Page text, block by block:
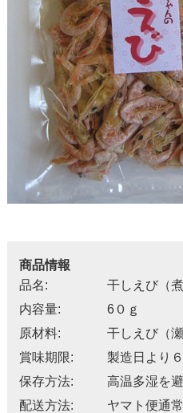
商品情報
品名:
干しえび（
内容量:
6０ｇ
原材料:
干しえび（
賞味期限:
製造日より
保存方法:
高温多湿を
配送方法:
ヤマト便通